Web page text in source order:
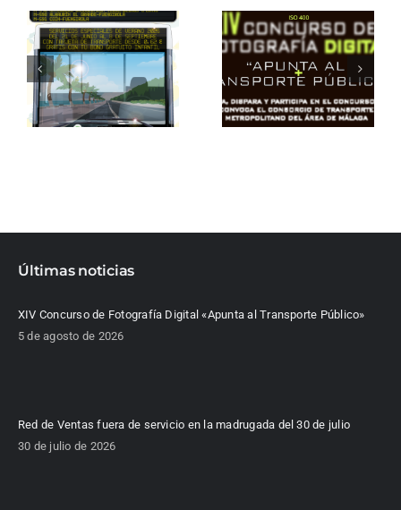
Últimas noticias
XIV Concurso de Fotografía Digital «Apunta al Transporte Público»
5 de agosto de 2026
Red de Ventas fuera de servicio en la madrugada del 30 de julio
30 de julio de 2026